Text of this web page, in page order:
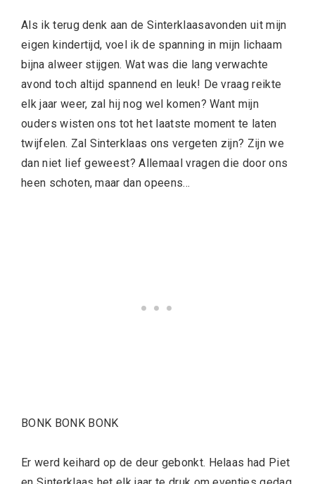
Als ik terug denk aan de Sinterklaasavonden uit mijn
eigen kindertijd, voel ik de spanning in mijn lichaam
bijna alweer stijgen. Wat was die lang verwachte
avond toch altijd spannend en leuk! De vraag reikte
elk jaar weer, zal hij nog wel komen? Want mijn
ouders wisten ons tot het laatste moment te laten
twijfelen. Zal Sinterklaas ons vergeten zijn? Zijn we
dan niet lief geweest? Allemaal vragen die door ons
heen schoten, maar dan opeens…
BONK BONK BONK
Er werd keihard op de deur gebonkt. Helaas had Piet